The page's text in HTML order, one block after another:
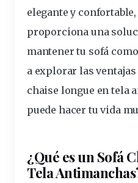
elegante y
proporciona una
mantener tu sofá
a explorar lasventajas
chaise longue en tela
puede hacer tuvida
¿Qué es un Sofá
Tela